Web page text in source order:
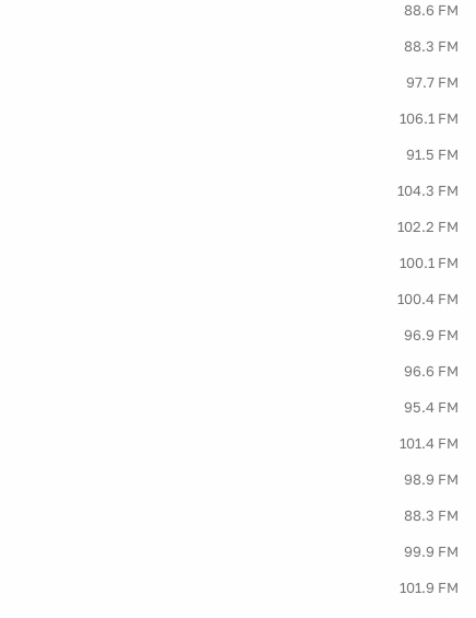
88.6 FM
88.3 FM
97.7 FM
106.1 FM
91.5 FM
104.3 FM
102.2 FM
100.1 FM
100.4 FM
96.9 FM
96.6 FM
95.4 FM
101.4 FM
98.9 FM
88.3 FM
99.9 FM
101.9 FM